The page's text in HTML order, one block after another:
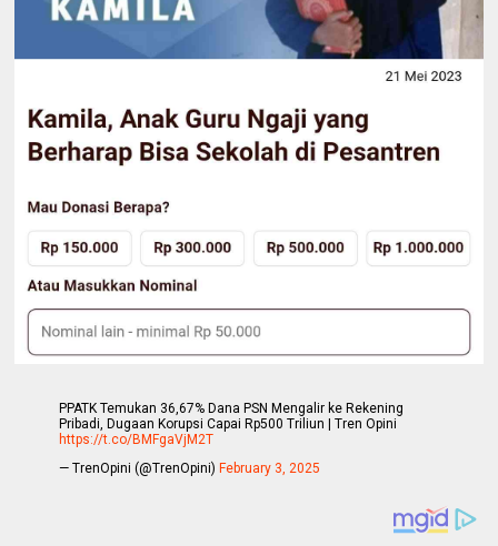
PPATK Temukan 36,67% Dana PSN Mengalir ke Rekening
Pribadi, Dugaan Korupsi Capai Rp500 Triliun | Tren Opini
https://t.co/BMFgaVjM2T
— TrenOpini (@TrenOpini)February 3, 2025